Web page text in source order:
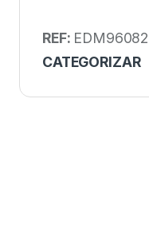
REF: EDM96082
CATEGORIZAR